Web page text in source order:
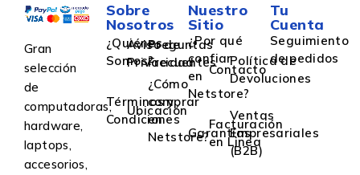
Gran
selección
de
computadoras,
hardware,
laptops,
accesorios,
Sobre
Nosotros
¿Quiénes
Somos?
Aviso de
Privacidad
Preguntas
Frecuentes
Términos y
Condiciones
Ubicación
¿Cómo
comprar
en
Netstore?
Nuestro
Sitio
¿Por qué
confiar
en
Netstore?
Contacto
Política de
Devoluciones
Garantías
Facturación
en Linea
Ventas
Empresariales
(B2B)
Tu
Cuenta
Seguimiento
de pedidos